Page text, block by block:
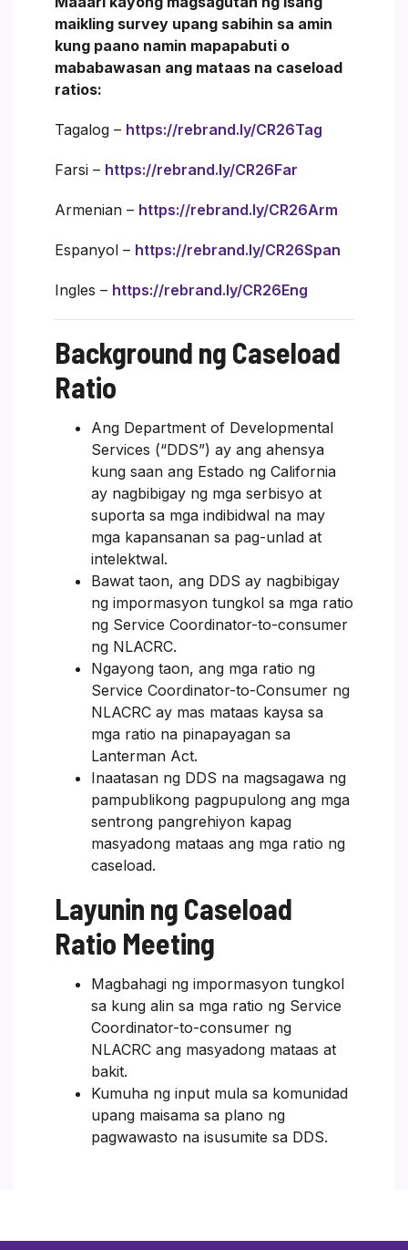
maikling survey upang sabihin sa amin
kung paano namin mapapabuti o
mababawasan ang mataas na caseload
ratios:
Tagalog – https://rebrand.ly/CR26Tag
Farsi – https://rebrand.ly/CR26Far
Armenian – https://rebrand.ly/CR26Arm
Espanyol – https://rebrand.ly/CR26Span
Ingles – https://rebrand.ly/CR26Eng
Background ng Caseload
Ratio
Ang Department of Developmental
Services (“DDS”) ay ang ahensya
kung saan ang Estado ng California
ay nagbibigay ng mga serbisyo at
suporta sa mga indibidwal na may
mga kapansanan sa pag-unlad at
intelektwal.
Bawat taon, ang DDS ay nagbibigay
ng impormasyon tungkol sa mga ratio
ng Service Coordinator-to-consumer
ng NLACRC.
Ngayong taon, ang mga ratio ng
Service Coordinator-to-Consumer ng
NLACRC ay mas mataas kaysa sa
mga ratio na pinapayagan sa
Lanterman Act.
Inaatasan ng DDS na magsagawa ng
pampublikong pagpupulong ang mga
sentrong pangrehiyon kapag
masyadong mataas ang mga ratio ng
caseload.
Layunin ng Caseload
Ratio Meeting
Magbahagi ng impormasyon tungkol
sa kung alin sa mga ratio ng Service
Coordinator-to-consumer ng
NLACRC ang masyadong mataas at
bakit.
Kumuha ng input mula sa komunidad
upang maisama sa plano ng
pagwawasto na isusumite sa DDS.